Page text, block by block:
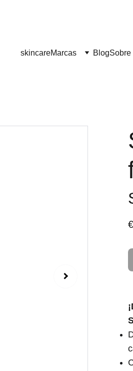
skincareMarcas BlogSobre